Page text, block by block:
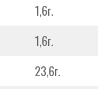
1,6г.
1,6г.
23,6г.